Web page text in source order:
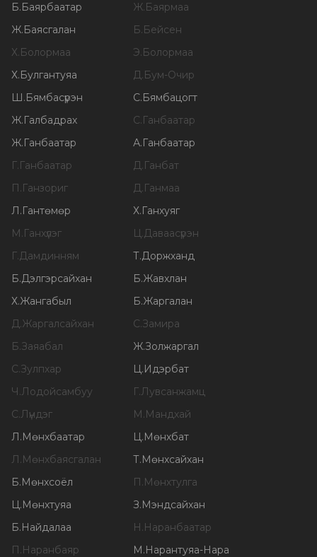
Б.Баярбаатар Ж.Баярмаа
Ж.Баясгалан Б.Бейсен
Х.Болормаа Э.Болормаа
Х.Булгантуяа Д.Бум-Очир
Ш.Бямбасүрэн С.Бямбацогт
Ж.Галбадрах С.Ганбаатар
Ж.Ганбаатар А.Ганбаатар
Г.Ганбаатар Д.Ганбат
П.Ганзориг Д.Ганмаа
Л.Гантөмөр Х.Ганхуяг
М.Ганхүлэг Ц.Даваасүрэн
Г.Дамдинням Т.Доржханд
Б.Дэлгэрсайхан Б.Жавхлан
Х.Жангабыл Б.Жаргалан
Д.Жаргалсайхан С.Замира
Б.Заяабал Ж.Золжаргал
С.Зулпхар Ц.Идэрбат
Ч.Лодойсамбуу Г.Лувсанжамц
С.Лүндэг М.Мандхай
Л.Мөнхбаатар Ц.Мөнхбат
Л.Мөнхбаясгалан Т.Мөнхсайхан
Б.Мөнхсоёл П.Мөнхтулга
Ц.Мөнхтуяа З.Мэндсайхан
Б.Найдалаа Н.Наранбаатар
П.Наранбаяр М.Нарантуяа-Нара